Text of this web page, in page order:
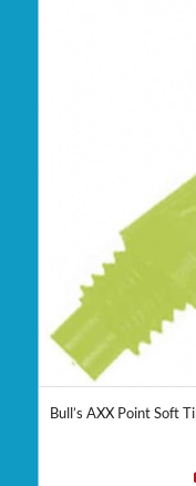
Bull’s AXX Point Soft